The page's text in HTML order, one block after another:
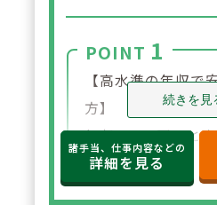
POINT 1
【高水準の年収で
方】
年収650万円～と
定。年俸制で収入
やすく、選択した
続きを見
諸手当、仕事内容などの
詳細を見る